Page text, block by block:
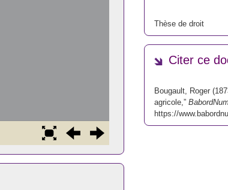
Thèse de droit
Citer ce
Bougault, Roger
agricole,”
https://